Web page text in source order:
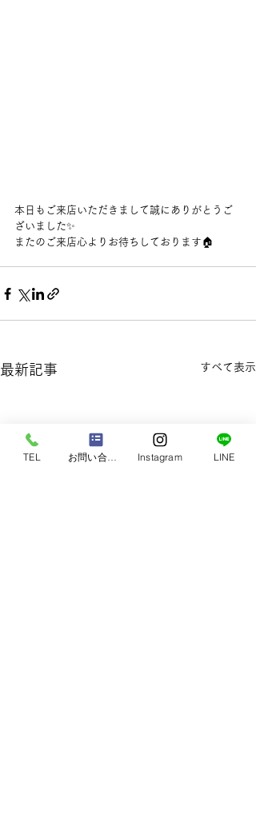
本日もご来店いただきまして誠にありがとうご
ざいました✨
またのご来店心よりお待ちしております🏠
最新記事 すべて表示
TEL お問い合わせ Instagram LINE